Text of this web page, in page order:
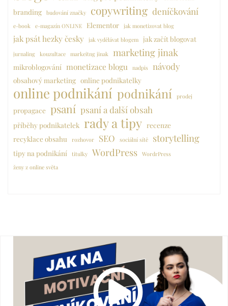
branding budování značky copywriting deníčkování
e-book e-magazín ONLINE Elementor jak monetizovat blog
jak psát hezky česky jak vydělávat blogem jak začít blogovat
jurnaling kouzultace markeitng jinak marketing jinak
mikroblogování monetizace blogu nadpis návody
obsahový marketing online podnikatelky
online podnikání podnikání prodej
propagace psaní psaní a další obsah
příběhy podnikatelek rady a tipy recenze
recyklace obsahu
rozhovor SEO sociální sítě storytelling
tipy na podnikání titulky WordPress WordrPress
ženy z online světa